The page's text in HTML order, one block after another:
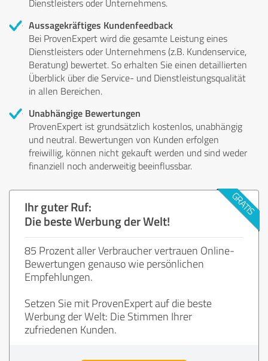
Dienstleisters oder Unternehmens.
Aussagekräftiges Kundenfeedback
Bei ProvenExpert wird die gesamte Leistung eines
Dienstleisters oder Unternehmens (z.B. Kundenservice,
Beratung) bewertet. So erhalten Sie einen detaillierten
Überblick über die Service- und Dienstleistungsqualität
in allen Bereichen.
Unabhängige Bewertungen
ProvenExpert ist grundsätzlich kostenlos, unabhängig
und neutral. Bewertungen von Kunden erfolgen
freiwillig, können nicht gekauft werden und sind weder
finanziell noch anderweitig beeinflussbar.
Ihr guter Ruf:
Die beste Werbung der Welt!
85 Prozent aller Verbraucher vertrauen Online-
Bewertungen genauso wie persönlichen
Empfehlungen.
Setzen Sie mit ProvenExpert auf die beste
Werbung der Welt: Die Stimmen Ihrer
zufriedenen Kunden.